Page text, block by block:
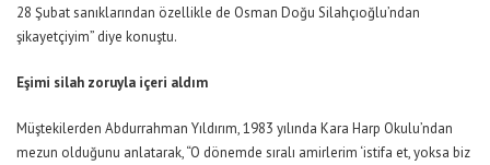
28 Şubat sanıklarından özellikle de Osman Doğu Silahçıoğlu’ndan
şikayetçiyim” diye konuştu.
Eşimi silah zoruyla içeri aldım
Müştekilerden Abdurrahman Yıldırım, 1983 yılında Kara Harp Okulu’ndan
mezun olduğunu anlatarak, “O dönemde sıralı amirlerim ‘istifa et, yoksa biz